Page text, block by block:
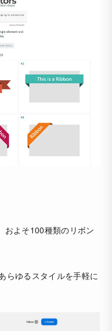
およそ100種類のリボン
らゆるスタイルを手軽に